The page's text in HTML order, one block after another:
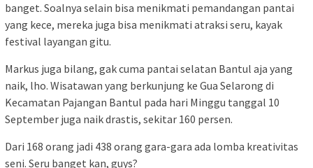
banget. Soalnya selain bisa menikmati pemandangan pantai
yang kece, mereka juga bisa menikmati atraksi seru, kayak
festival layangan gitu.
Markus juga bilang, gak cuma pantai selatan Bantul aja yang
naik, lho. Wisatawan yang berkunjung ke Gua Selarong di
Kecamatan Pajangan Bantul pada hari Minggu tanggal 10
September juga naik drastis, sekitar 160 persen.
Dari 168 orang jadi 438 orang gara-gara ada lomba kreativitas
seni. Seru banget kan, guys?